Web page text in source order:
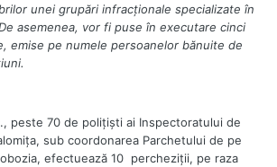
unei grupări infracţionale specializate în
asemenea, vor fi puse în executare cinci
emise pe numele persoanelor bănuite de
peste 70 de poliţişti ai Inspectoratului de
sub coordonarea Parchetului de pe
efectuează 10 percheziţii, pe raza